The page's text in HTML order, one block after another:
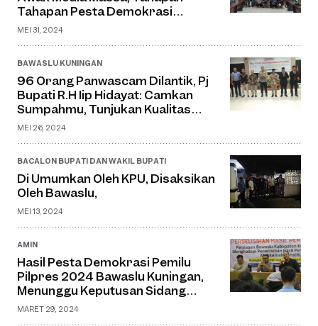
Tahapan Pesta Demokrasi
Pilkadasung
MEI 31, 2024
BAWASLU KUNINGAN
96 Orang Panwascam Dilantik, Pj
Bupati R.H Iip Hidayat: Camkan
Sumpahmu, Tunjukan Kualitas
Demokrasi Pemilihan Umum
MEI 26, 2024
BACALON BUPATI DAN WAKIL BUPATI
Di Umumkan Oleh KPU, Disaksikan
Oleh Bawaslu,
MEI 13, 2024
AMIN
Hasil Pesta Demokrasi Pemilu
Pilpres 2024 Bawaslu Kuningan,
Menunggu Keputusan Sidang
Sengketa MK
MARET 29, 2024